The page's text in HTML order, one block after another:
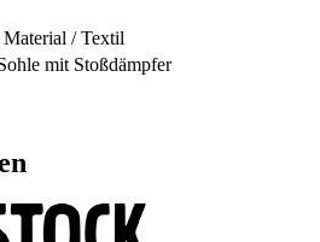
Material / Textil
mit Stoßdämpfer